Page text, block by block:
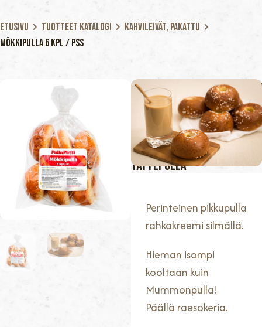
Etusivu Tuotteet katalogi
Kahvileivät, Pakattu
Mökkipulla 6 kpl / pss
Mökkipulla 6
kpl / pss
EAN: 6438706274649390 G
TÄYTEPULLA
Perinteinen pikkupulla
rahkakreemi silmällä.
Hieman isompi
kooltaan kuin
Mummonpulla!
Päällä raesokeria.